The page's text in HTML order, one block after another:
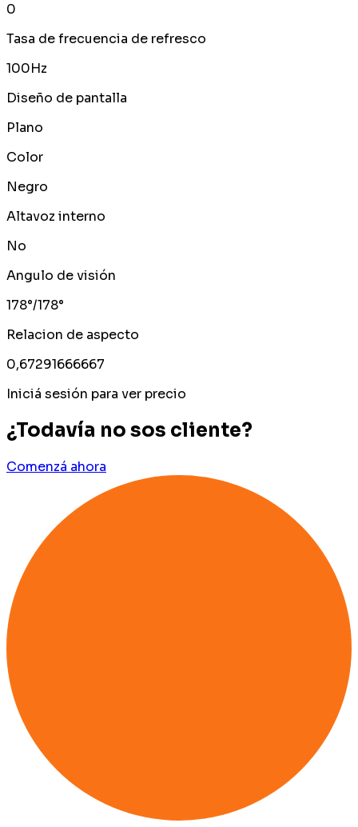
0
Tasa de frecuencia de refresco
100Hz
Diseño de pantalla
Plano
Color
Negro
Altavoz interno
No
Angulo de visión
178°/178°
Relacion de aspecto
0,67291666667
Iniciá sesión para ver precio
¿Todavía no sos cliente?
Comenzá ahora